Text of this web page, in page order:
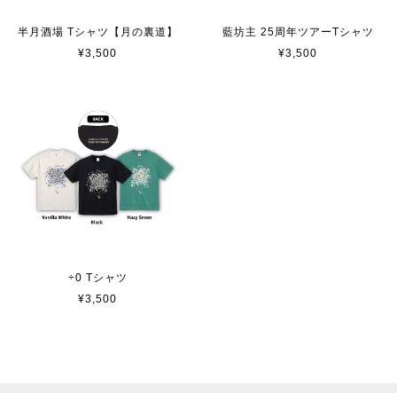
半月酒場 Tシャツ【月の裏道】
¥3,500
藍坊主 25周年ツアーTシャツ
¥3,500
÷0 Tシャツ
¥3,500